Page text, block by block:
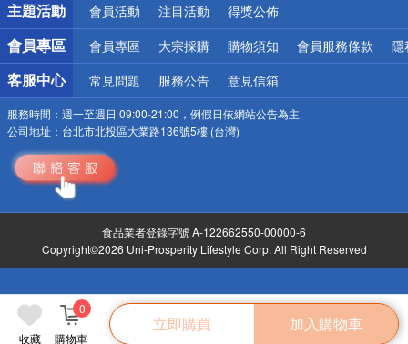
收藏 購物車
0
立即購買 加入購物車
主題活動 會員活動 注目活動 得獎公佈
會員專區 會員專區 大宗採購 購物須知 會員服務條款 隱
客服中心 常見問題 服務公告 意見信箱
服務時間： 週一至週日 09:00-21:00，例假日依網站公告為主
公司地址： 台北市北投區大業路136號5樓 (台灣)
食品業者登錄字號 A-122662550-00000-6
Copyright©2026 Uni-Prosperity Lifestyle Corp. All Right Reserved